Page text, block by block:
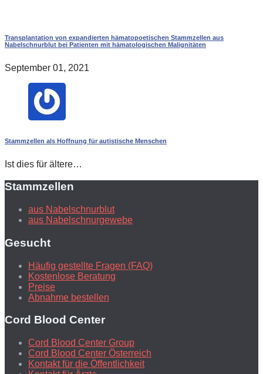
Transplantation von expandierten hämatopoetischen Stammzellen aus
Nabelschnurblut bei Patienten mit hämatologischen Malignitäten
September 01, 2021
Stammzellen als Hoffnung für autistische Menschen
Ist dies für ältere…
Stammzellen
aus Nabelschnurblut
aus Nabelschnurgewebe
Gesucht
Häufig gestellte Fragen (FAQ)
Kostenlose Beratung
Preise
Abnahme bestellen
Cord Blood Center
Cord Blood Center Group
Cord Blood Center Österreich
Kontakt für die Öffentlichkeit